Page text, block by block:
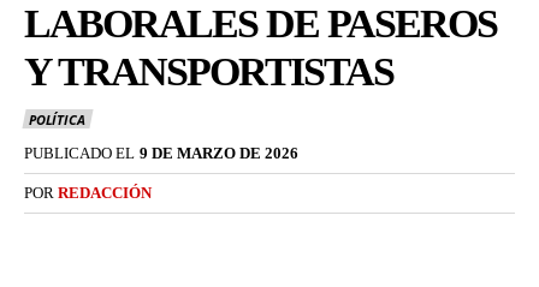
LABORALES DE PASEROS
Y TRANSPORTISTAS
POLÍTICA
PUBLICADO EL 9 DE MARZO DE 2026
POR REDACCIÓN